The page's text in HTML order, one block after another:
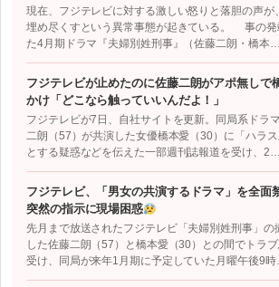
現在、フジテレビに対する激しい怒りと落胆の声が
埋め尽くすという異常事態が起きている。 事の発
た4月期ドラマ『夫婦別姓刑事』（佐藤二朗・橋本…
フジテレビが止めたのに佐藤二朗がアポ無しで
かけ「どこなら触っていいんだよ！」
フジテレビが7日、自社サイトを更新。同局系ドラ
二朗（57）が共演した女優橋本愛（30）に「ハラ
とする疑惑などを伝えた一部週刊誌報道を受け、2…
フジテレビ、「男女の共演するドラマ」を全面
突然の指示に現場困惑
先月まで放送されたフジテレビ「夫婦別姓刑事」の
した佐藤二朗（57）と橋本愛（30）との間でトラ
受け、同局が来年1月期に予定していた月曜午後9